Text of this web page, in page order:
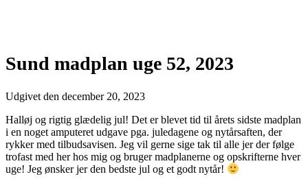
Sund madplan uge 52, 2023
Udgivet den december 20, 2023
Halløj og rigtig glædelig jul! Det er blevet tid til årets sidste madplan
i en noget amputeret udgave pga. juledagene og nytårsaften, der
rykker med tilbudsavisen. Jeg vil gerne sige tak til alle jer der følge
trofast med her hos mig og bruger madplanerne og opskrifterne hver
uge! Jeg ønsker jer den bedste jul og et godt nytår!